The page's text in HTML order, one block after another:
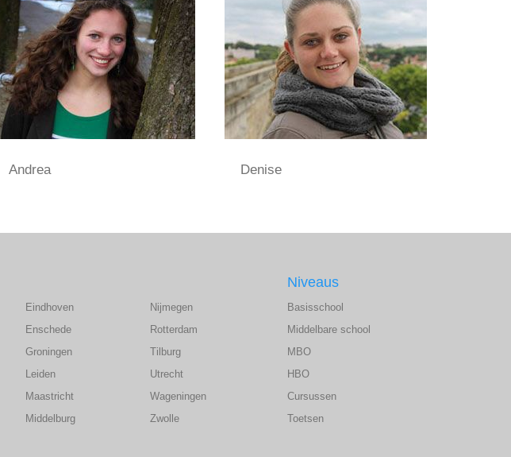
Andrea Denise
Eindhoven
Enschede
Groningen
Leiden
Maastricht
Middelburg
Nijmegen
Rotterdam
Tilburg
Utrecht
Wageningen
Zwolle
Niveaus
Basisschool
Middelbare school
MBO
HBO
Cursussen
Toetsen